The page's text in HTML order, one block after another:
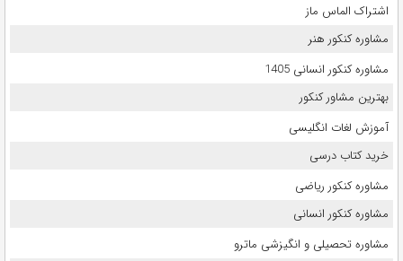
اشتراک الماس ماز
مشاوره کنکور هنر
مشاوره کنکور انسانی 1405
بهترین مشاور کنکور
آموزش لغات انگلیسی
خرید کتاب درسی
مشاوره کنکور ریاضی
مشاوره کنکور انسانی
مشاوره تحصیلی و انگیزشی ماترو